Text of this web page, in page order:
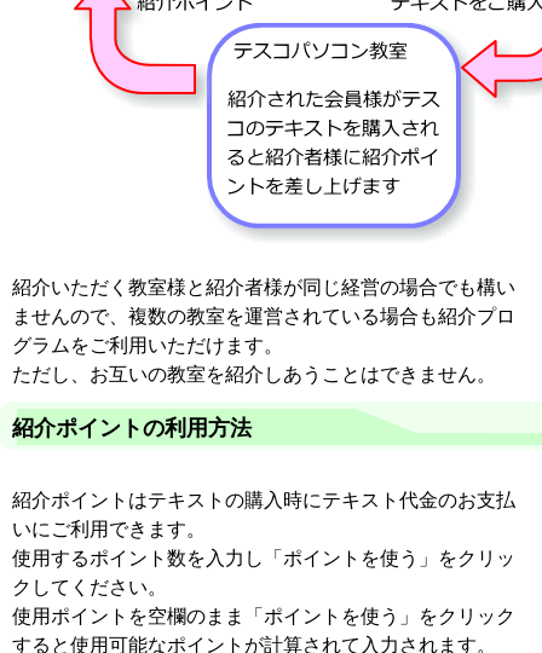
紹介いただく教室様と紹介者様が同じ経営の場合でも構い
ませんので、複数の教室を運営されている場合も紹介プロ
グラムをご利用いただけます。
ただし、お互いの教室を紹介しあうことはできません。
紹介ポイントの利用方法
紹介ポイントはテキストの購入時にテキスト代金のお支払
いにご利用できます。
使用するポイント数を入力し「ポイントを使う」をクリッ
クしてください。
使用ポイントを空欄のまま「ポイントを使う」をクリック
すると使用可能なポイントが計算されて入力されます。